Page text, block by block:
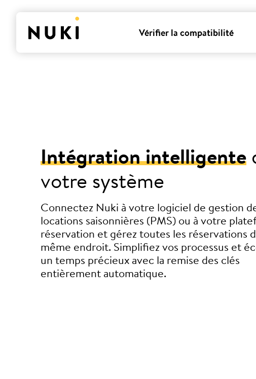
Vérifier la compatibilité
Intégration intelligente
votre système
Connectez Nuki à votre logiciel de gestion
locations saisonnières (PMS) ou à votre
réservation et gérez toutes les réservations
même endroit. Simplifiez vos processus et
un temps précieux avec la remise des clés
entièrement automatique.